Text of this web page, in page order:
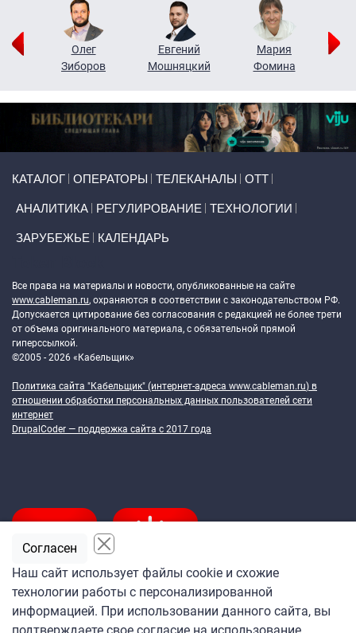
Олег
Зиборов
Евгений
Мошняцкий
Мария
Фомина
КАТАЛОГ ОПЕРАТОРЫ ТЕЛЕКАНАЛЫ ОТТ
АНАЛИТИКА РЕГУЛИРОВАНИЕ ТЕХНОЛОГИИ
ЗАРУБЕЖЬЕ КАЛЕНДАРЬ
Все права на материалы и новости, опубликованные на сайте
www.cableman.ru, охраняются в соответствии с законодательством РФ.
Допускается цитирование без согласования с редакцией не более трети
от объема оригинального материала, с обязательной прямой
гиперссылкой.
©2005 - 2026 «Кабельщик»
Политика сайта "Кабельщик" (интернет-адреса www.cableman.ru) в
отношении обработки персональных данных пользователей сети
интернет
DrupalCoder — поддержка сайта c 2017 года
Подпишитесь
на ежедневную рассылку
Наш сайт использует файлы cookie и схожие
технологии работы с персонализированной
информацией. При использовании данного сайта, вы
Согласен